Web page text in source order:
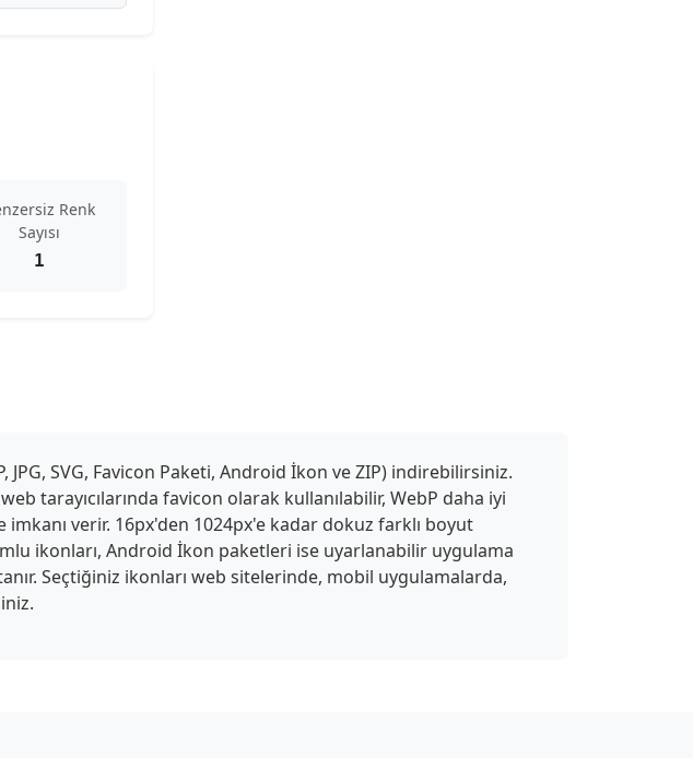
Renk
Sayısı
1
SVG, Favicon Paketi, Android İkon ve ZIP) indirebilirsiniz.
tarayıcılarında favicon olarak kullanılabilir, WebP daha iyi
imkanı verir. 16px'den 1024px'e kadar dokuz farklı boyut
ikonları, Android İkon paketleri ise uyarlanabilir uygulama
Seçtiğiniz ikonları web sitelerinde, mobil uygulamalarda,